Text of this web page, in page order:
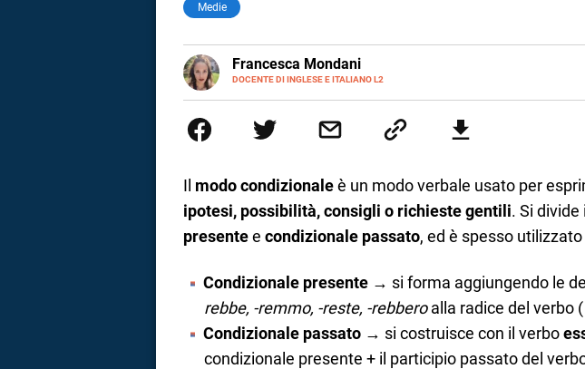
Medie
Francesca Mondani
DOCENTE DI INGLESE E ITALIANO L2
LINKEDIN
INSTAGRAM
Onsite e contenuti per il web. Amo i saggi storici, la cucina e la
Il modo condizionaleè un modo verbale usato per
ipotesi, possibilità, consigli o richieste gentili. Si divide
presentee condizionale passato, ed è spesso
Condizionale presente→ si forma aggiungendo le
rebbe, -remmo, -reste, -rebberoalla radice del verbo (
Condizionale passato→ si costruisce con il verbo
condizionale presente + il participio passato del